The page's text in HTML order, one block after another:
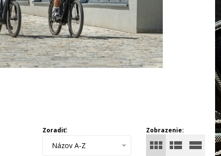
Zobrazenie:
Zoradiť:
Názov A-Z